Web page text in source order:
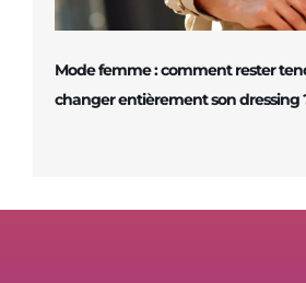
Mode femme : comment rester
changer entièrement son dressing